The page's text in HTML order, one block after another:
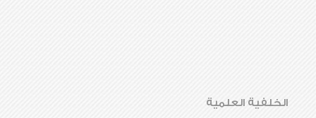
الخلفية العلمية